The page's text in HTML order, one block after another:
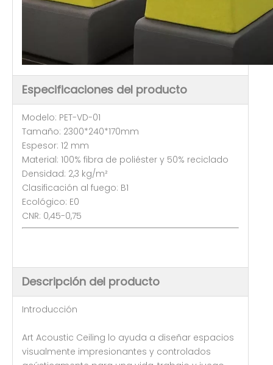
Especificaciones del producto
Modelo: PET-VD-01
Tamaño: 2300*240*170mm
Espesor: 12 mm
Material: 100% fibra de poliéster y 50% reciclado
Densidad: 2,3 kg/m²
Clasificación al fuego: B1
Ecológico: E0
CNR: 0,45-0,75
Descripción del producto
Introducción
Art Acoustic Ceiling lo ayuda a diseñar espacios
visualmente impresionantes y controlados